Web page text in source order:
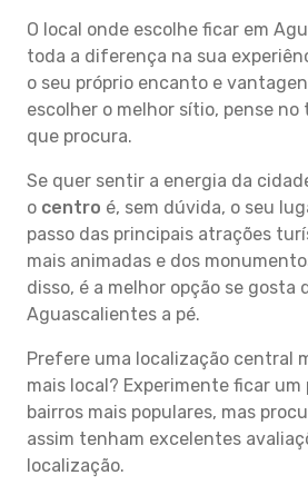
O local onde escolhe ficar em
toda a diferença na sua
o seu próprio encanto e
escolher o melhor sítio, pense
que procura.
Se quer sentir a energia da
o centro é, sem dúvida, o seu
passo das principais atrações
mais animadas e dos
disso, é a melhor opção se gosta
Aguascalientes a pé.
Prefere uma localização central
mais local? Experimente ficar
bairros mais populares, mas
assim tenham excelentes
localização.